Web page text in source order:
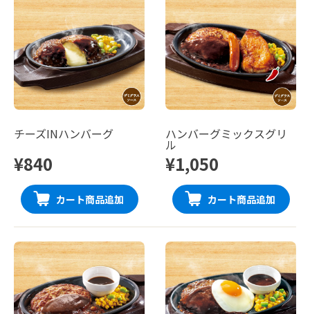
チーズINハンバーグ
¥840
カート商品追加
ハンバーグミックスグリ
ル
¥1,050
カート商品追加